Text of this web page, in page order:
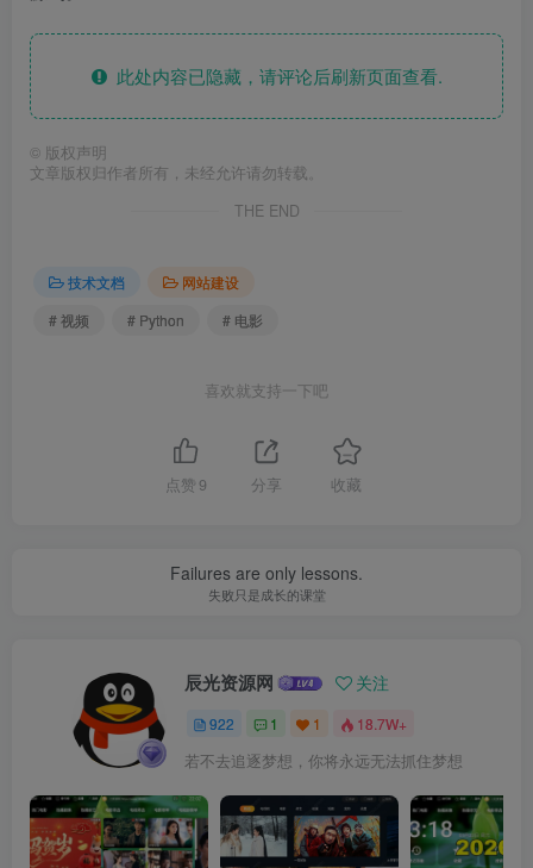
此处内容已隐藏，请评论后刷新页面查看.
© 版权声明
文章版权归作者所有，未经允许请勿转载。
THE END
技术文档
网站建设
# 视频
# Python # 电影
喜欢就支持一下吧
点赞 9 分享 收藏
Failures are only lessons.
失败只是成长的课堂
辰光资源网 关注
922 1 1 18.7W+
若不去追逐梦想，你将永远无法抓住梦想